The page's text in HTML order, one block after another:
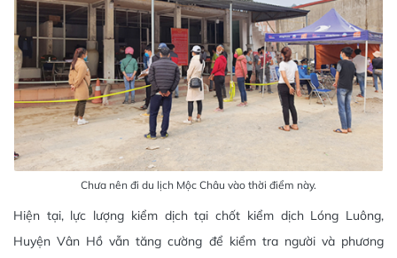
Chưa nên đi du lịch Mộc Châu vào thời điểm này.
Hiện tại, lực lượng kiểm dịch tại chốt kiểm dịch Lóng Luông,
Huyện Vân Hồ vẫn tăng cường để kiểm tra người và phương